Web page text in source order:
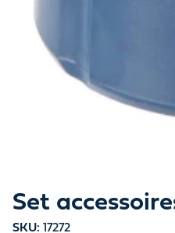
Set
SKU:
17272